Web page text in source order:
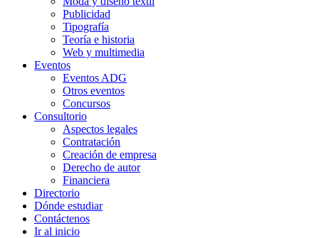
Publicidad
Tipografía
Teoría e historia
Web y multimedia
Eventos
Eventos ADG
Otros eventos
Concursos
Consultorio
Aspectos legales
Contratación
Creación de empresa
Derecho de autor
Financiera
Directorio
Dónde estudiar
Contáctenos
Ir al inicio